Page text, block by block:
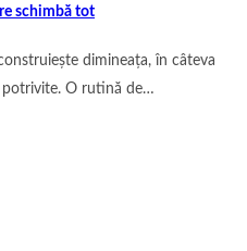
schimbă tot
dimineața, în câteva
potrivite. O rutină de…